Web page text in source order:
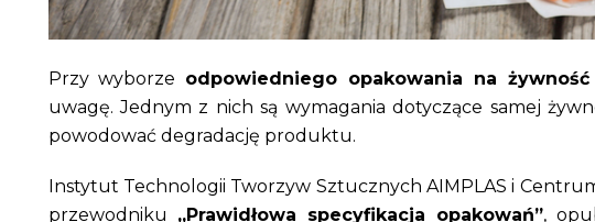
Przy wyborze odpowiedniego opakowania na
uwagę. Jednym z nich są wymagania dotyczące samej
powodować degradację produktu.
Instytut Technologii Tworzyw Sztucznych AIMPLAS i
przewodniku „Prawidłowa specyfikacja opakowań”,